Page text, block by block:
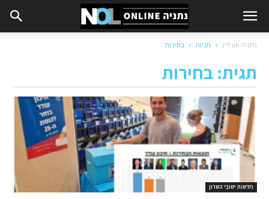
נתניה און ליין תגיות בחירות
תגית: בחירות
חדשות ישובי השרון